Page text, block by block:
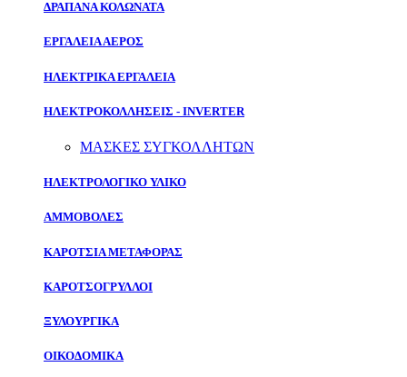
ΔΡΑΠΑΝΑ ΚΟΛΩΝΑΤΑ
ΕΡΓΑΛΕΙΑ ΑΕΡΟΣ
ΗΛΕΚΤΡΙΚΑ ΕΡΓΑΛΕΙΑ
ΗΛΕΚΤΡΟΚΟΛΛΗΣΕΙΣ - INVERTER
ΜΑΣΚΕΣ ΣΥΓΚΟΛΛΗΤΩΝ
ΗΛΕΚΤΡΟΛΟΓΙΚΟ ΥΛΙΚΟ
ΑΜΜΟΒΟΛΕΣ
ΚΑΡΟΤΣΙΑ ΜΕΤΑΦΟΡΑΣ
ΚΑΡΟΤΣΟΓΡΥΛΛΟΙ
ΞΥΛΟΥΡΓΙΚΑ
ΟΙΚΟΔΟΜΙΚΑ